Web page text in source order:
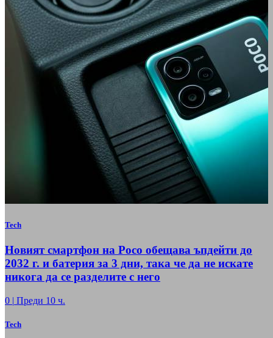
Tech
Новият смартфон на Poco обещава ъпдейти до
2032 г. и батерия за 3 дни, така че да не искате
никога да се разделите с него
0 | Преди 10 ч.
Tech